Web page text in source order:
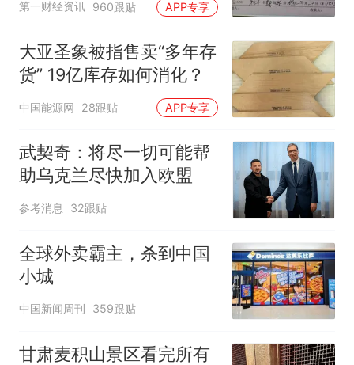
第一财经资讯 960跟贴 APP专享
大亚圣象被指售卖“多年存
货” 19亿库存如何消化？
中国能源网 28跟贴 APP专享
武契奇：将尽一切可能帮
助乌克兰尽快加入欧盟
参考消息 32跟贴
全球外卖霸主，杀到中国
小城
中国新闻周刊 359跟贴
甘肃麦积山景区看完所有